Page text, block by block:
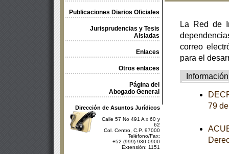
Publicaciones Diarios Oficiales
Jurisprudencias y Tesis
Aisladas
Enlaces
Otros enlaces
Página del
Abogado General
Dirección de Asuntos Jurídicos
Calle 57 No 491 A x 60 y
62
Col. Centro, C.P. 97000
Teléfono/Fax:
+52 (999) 930-0900
Extensión: 1151
La Red de
correo
para el
Información
79